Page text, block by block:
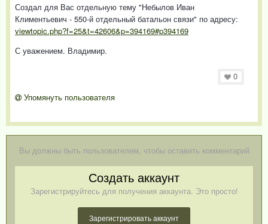
Создал для Вас отдельную тему "Небылов Иван
Климентьевич - 550-й отдельный батальон связи" по адресу:
viewtopic.php?f=25&t=42606&p=394169#p394169
С уважением. Владимир.
0
Упомянуть пользователя
Вы должны быть пользователем, чтобы оставить комментарий
Создать аккаунт
Зарегистрируйтесь для получения аккаунта. Это просто!
Зарегистрировать аккаунт